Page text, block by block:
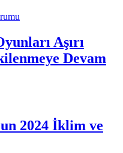
Aşırı
Devam
2024 İklim ve